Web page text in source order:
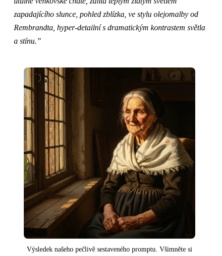
zapadajícího slunce, pohled zblízka, ve stylu olejomalby od
Rembrandta, hyper-detailní s dramatickým kontrastem světla
a stínu.”
Výsledek našeho pečlivě sestaveného promptu. Všimněte si